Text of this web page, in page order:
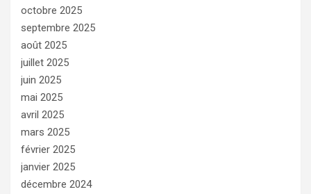
octobre 2025
septembre 2025
août 2025
juillet 2025
juin 2025
mai 2025
avril 2025
mars 2025
février 2025
janvier 2025
décembre 2024